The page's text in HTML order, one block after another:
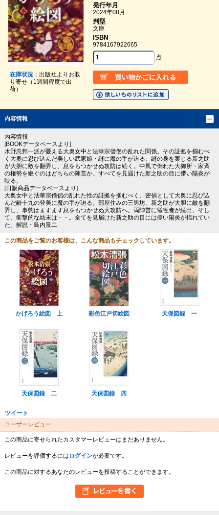
在庫状況：出版社よりお取
り寄せ（1週間程度で出
荷）
発行年月
2024年08月
判型
文庫
ISBN
9784167922665
点
内容情報
内容情報
[BOOKデータベースより]
水野忠邦一派が憂える大奥女中と法華宗僧侶の乱れた関係。その証拠を掴むべ
く大奥に忍び込んだ美しい武家娘・縫に魔の手が迫る。縫の身を案じる新之助
が大胆に敵を翻弄し、息をもつかせぬ攻防は続く。中風で倒れた大御所・家斉
の権勢を継ぐのはどちらの陣営か。すべてを見届けた新之助の目に儚い陽炎が
映る。
[日販商品データベースより]
大奥女中と法華宗僧侶の乱れた性の証拠を掴むべく、密偵として大奥に忍び込
んだ齢十九の登美に魔の手が迫る。部屋住みの三男坊、新之助が大胆に敵を翻
弄し、事態はますます息をもつかせぬ大攻防へ。両陣営に犠牲者が続出。そし
て、衝撃的な結末は－－。全てを見届けた新之助の目には儚い陽炎が揺れてい
た。解説・島内景二
この商品をご覧のお客様は、こんな商品もチェックしています。
かげろう絵図 上 彩色江戸切絵図 天保図録 一
天保図録 二 天保図録 四
ツイート
ユーザーレビュー
この商品に寄せられたカスタマーレビューはまだありません。
レビューを評価するには ログインが必要です。
この商品に対するあなたのレビューを投稿することができます。